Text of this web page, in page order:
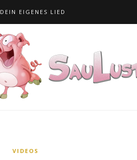
DEIN EIGENES LIED
VIDEOS